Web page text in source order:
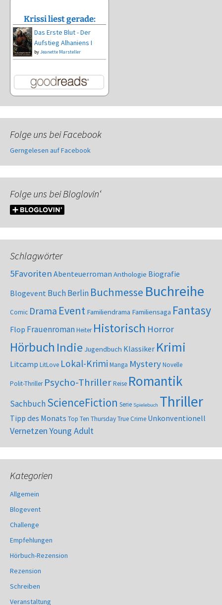
Krissi liest gerade:
Das Erste Blut - Der
Aufstieg Alhaniens I
byJeanette Marsteller
Folge uns bei Facebook
Gerngelesen auf Facebook
Folge uns bei Bloglovin‘
Schlagwörter
5Favoriten Abenteuerroman Anthologie Biografie
Blogevent Buch Berlin Buchmesse Buchreihe
Comic Drama Event Familiendrama Familiensaga Fantasy
Flop FrauenromanHeiter Historisch Horror
Hörbuch Indie Jugendbuch Klassiker Krimi
Litcamp LitLove Lokal-Krimi Manga MysteryNovelle
Polit-Thriller Psycho-ThrillerReise Romantik
SachbuchScienceFiction Serie Spielebuch Thriller
Tipp des Monats Top Ten ThursdayTrue Crime Unkonventionell
VernetzenYoung Adult
Kategorien
Allgemein
Blogevent
Challenge
Empfehlungen
Hörbuch-Rezension
Rezension
Schreiben
Veranstaltung